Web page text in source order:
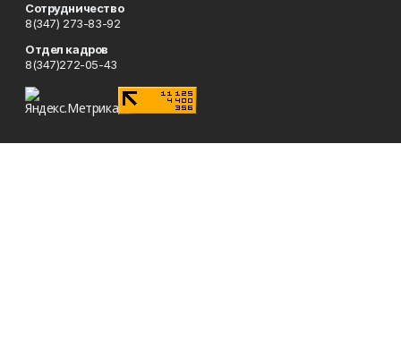
Сотрудничество
8(347) 273-83-92
Отдел кадров
8(347)272-05-43